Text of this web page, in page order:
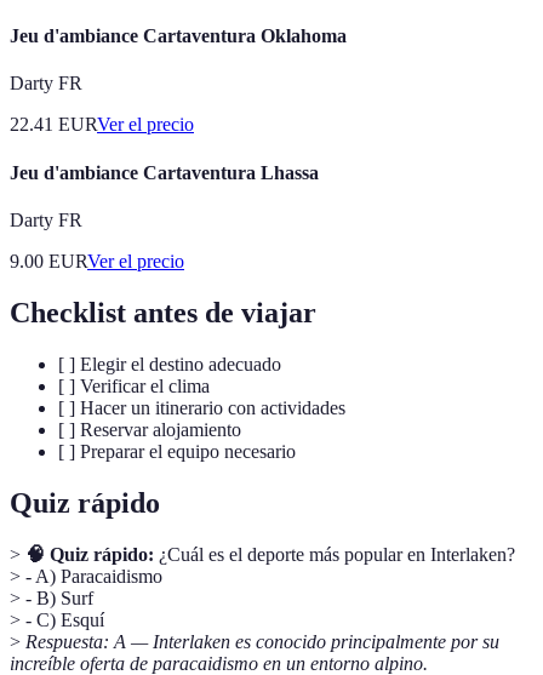
Jeu d'ambiance Cartaventura Oklahoma
Darty FR
22.41 EURVer el precio
Jeu d'ambiance Cartaventura Lhassa
Darty FR
9.00 EURVer el precio
Checklist antes de viajar
[ ] Elegir el destino adecuado
[ ] Verificar el clima
[ ] Hacer un itinerario con actividades
[ ] Reservar alojamiento
[ ] Preparar el equipo necesario
Quiz rápido
> 🧠 Quiz rápido: ¿Cuál es el deporte más popular en Interlaken?
> - A) Paracaidismo
> - B) Surf
> - C) Esquí
> Respuesta: A — Interlaken es conocido principalmente por su
increíble oferta de paracaidismo en un entorno alpino.